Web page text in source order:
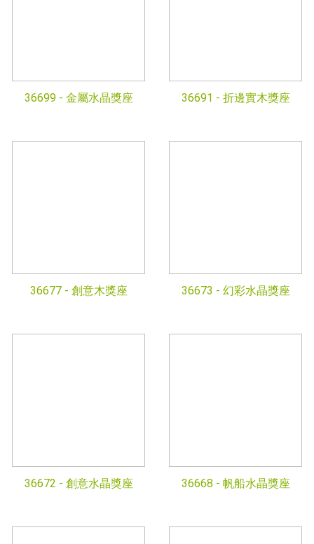
36699 - 金屬水晶獎座 36691 - 折邊實木獎座
36677 - 創意木獎座 36673 - 幻彩水晶獎座
36672 - 創意水晶獎座 36668 - 帆船水晶獎座